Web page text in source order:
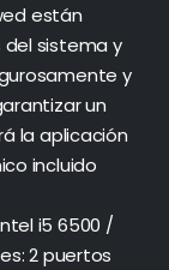
están
sistema y
y
un
la aplicación
incluido
i5 6500 /
2 puertos